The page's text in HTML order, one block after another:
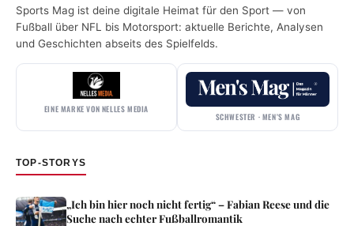
Sports Mag ist deine digitale Heimat für den Sport — von
Fußball über NFL bis Motorsport: aktuelle Berichte, Analysen
und Geschichten abseits des Spielfelds.
EINE MARKE VON NELLES MEDIA
SCHWESTER · MEN’S MAG
TOP-STORYS
„Ich bin hier noch nicht fertig“ – Fabian Reese und die
Suche nach echter Fußballromantik